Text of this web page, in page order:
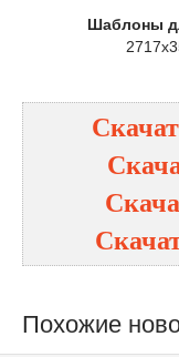
Шаблоны
Похожие